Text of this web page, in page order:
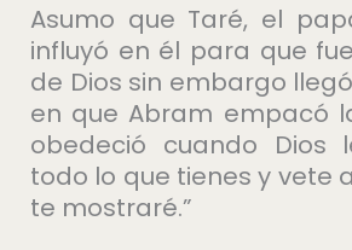
Asumo que Taré, el
influyó en él para que
de Dios sin embargo
en que Abram empacó
obedeció cuando Dios
todo lo que tienes y vete
te mostraré.”